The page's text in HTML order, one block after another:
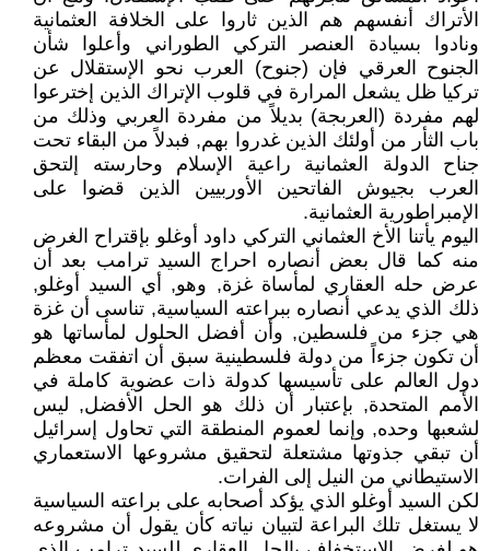
الأتراك أنفسهم هم الذين ثاروا على الخلافة العثمانية
ونادوا بسيادة العنصر التركي الطوراني وأعلوا شأن
الجنوح العرقي فإن (جنوح) العرب نحو الإستقلال عن
تركيا ظل يشعل المرارة في قلوب الإتراك الذين إخترعوا
لهم مفردة (العربجة) بديلاً من مفردة العربي وذلك من
باب الثأر من أولئك الذين غدروا بهم, فبدلاً من البقاء تحت
جناح الدولة العثمانية راعية الإسلام وحارسته إلتحق
العرب بجيوش الفاتحين الأوربيين الذين قضوا على
الإمبراطورية العثمانية.
اليوم يأتنا الأخ العثماني التركي داود أوغلو بإقتراح الغرض
منه كما قال بعض أنصاره احراج السيد ترامب بعد أن
عرض حله العقاري لمأساة غزة, وهو, أي السيد أوغلو,
ذلك الذي يدعي أنصاره ببراعته السياسية, تناسى أن غزة
هي جزء من فلسطين, وأن أفضل الحلول لمأساتها هو
أن تكون جزءاً من دولة فلسطينية سبق أن اتفقت معظم
دول العالم على تأسيسها كدولة ذات عضوية كاملة في
الأمم المتحدة, بإعتبار أن ذلك هو الحل الأفضل, ليس
لشعبها وحده, وإنما لعموم المنطقة التي تحاول إسرائيل
أن تبقي جذوتها مشتعلة لتحقيق مشروعها الاستعماري
الاستيطاني من النيل إلى الفرات.
لكن السيد أوغلو الذي يؤكد أصحابه على براعته السياسية
لا يستغل تلك البراعة لتبيان نياته كأن يقول أن مشروعه